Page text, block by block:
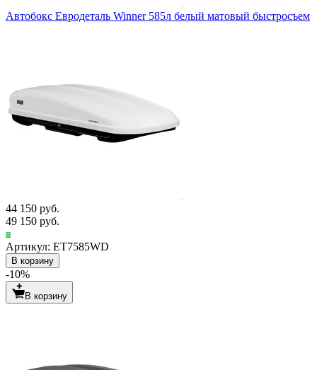
Автобокс Евродеталь Winner 585л белый матовый быстросъем
44 150 руб.
49 150 руб.
Артикул: ET7585WD
В корзину
-10%
В корзину